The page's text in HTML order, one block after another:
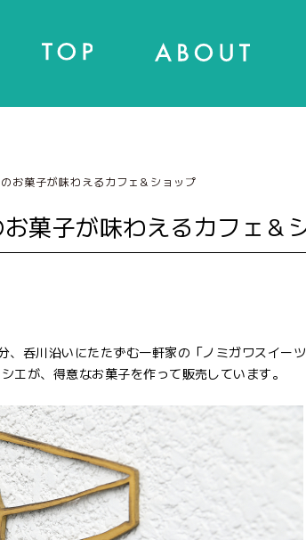
お菓子が味わえるカフェ＆ショップ
菓子が味わえるカフェ＆
、呑川沿いにたたずむ一軒家の「ノミガワスイー
エが、得意なお菓子を作って販売しています。